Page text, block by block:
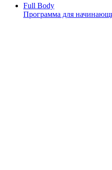
Full Body
Программа для